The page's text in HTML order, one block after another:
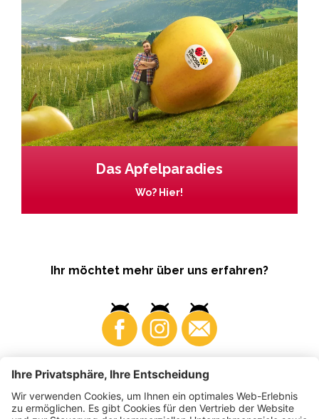
Das Apfelparadies
Wo? Hier!
Ihr möchtet mehr über uns erfahren?
Business Produzenten